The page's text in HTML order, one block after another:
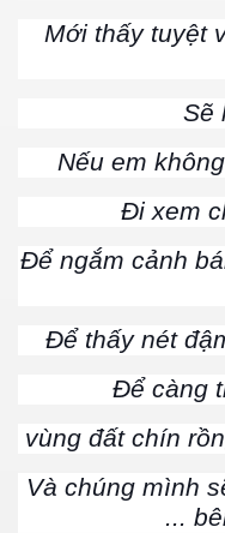
Mới thấy tuyệt
Sẽ
Nếu em
Đi xem
Để ngắm cảnh
Để thấy nét
Để càng
vùng đất chín
Và chúng mình
...